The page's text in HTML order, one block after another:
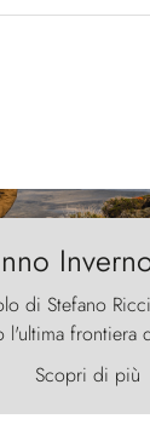
di Stefano
l'ultima frontiera
il vento
e le Torres del
come sentinelle
Scopri di più